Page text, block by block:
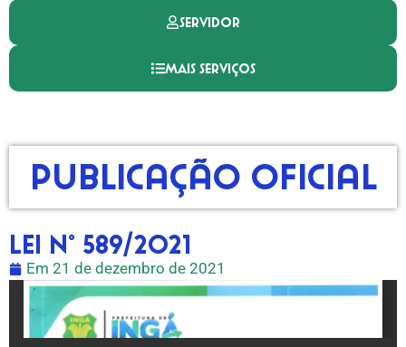
SERVIDOR
MAIS SERVIÇOS
Publicação Oficial
LEI N° 589/2021
Em 21 de dezembro de 2021